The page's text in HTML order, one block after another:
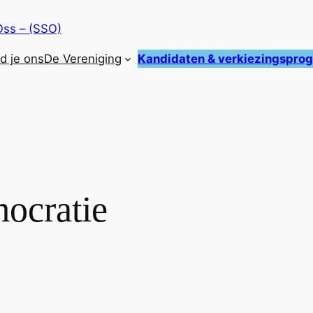
– (SSO)
je onsDe Vereniging Kandidaten &